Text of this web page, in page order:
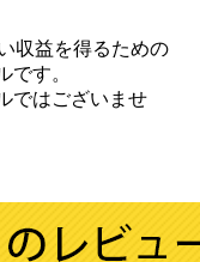
収益を得るための
です。
ではございませ